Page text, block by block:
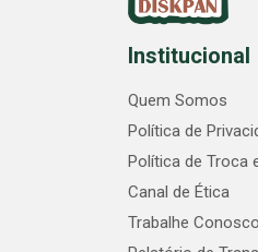
Institucional
Quem Somos
Política de
Política de Troca
Canal de Ética
Trabalhe Conosco